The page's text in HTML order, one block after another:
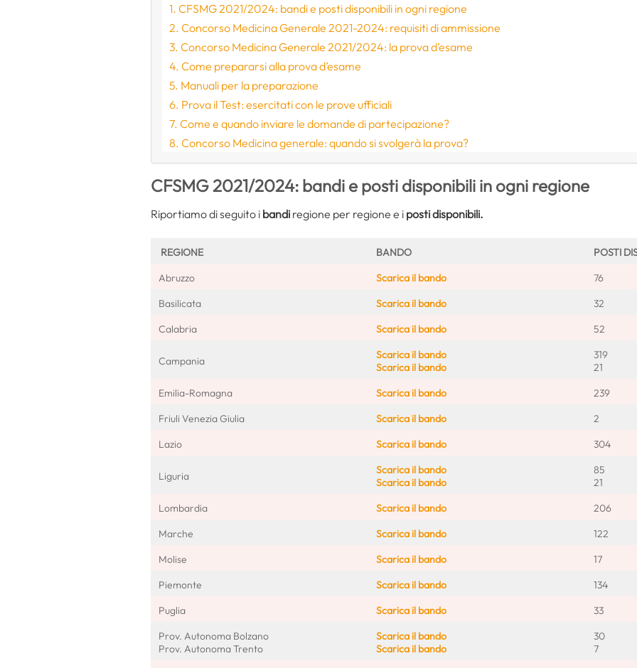
CFSMG 2021/2024: bandi e posti disponibili in ogni regione
Concorso Medicina Generale 2021-2024: requisiti di ammissione
Concorso Medicina Generale 2021/2024: la prova d’esame
Come prepararsi alla prova d’esame
Manuali per la preparazione
Prova il Test: esercitati con le prove ufficiali
Come e quando inviare le domande di partecipazione?
Concorso Medicina generale: quando si svolgerà la prova?
CFSMG 2021/2024: bandi e posti disponibili in ogni regione
Riportiamo di seguito i bandi regione per regione e i posti disponibili.
REGIONE BANDO
POSTI
Abruzzo
Scarica il bando
76
Basilicata
Scarica il bando
32
Calabria
Scarica il bando 52
Campania
Scarica il bando
Scarica il bando
319
21
Emilia-Romagna
Scarica il bando
239
Friuli Venezia Giulia
Scarica il bando
2
Lazio
Scarica il bando 304
Liguria
Scarica il bando
Scarica il bando
85
21
Lombardia
Scarica il bando
206
Marche
Scarica il bando
122
Molise
Scarica il bando
17
Piemonte
Scarica il bando
134
Puglia
Scarica il bando
33
Prov. Autonoma Bolzano
Prov. Autonoma Trento
Scarica il bando
Scarica il bando
30
7